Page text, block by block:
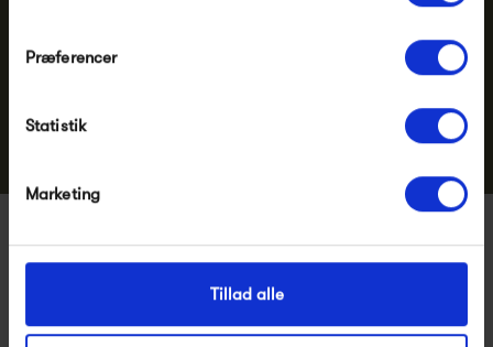
Præferencer
Statistik
Marketing
Tillad alle